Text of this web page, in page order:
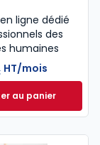
ligne dédié
des
humaines
HT/mois
au panier
actuEL RH à